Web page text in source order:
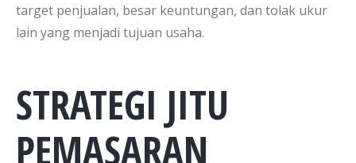
target penjualan, besar keuntungan, dan tolak ukur
lain yang menjadi tujuan usaha.
STRATEGI JITU
PEMASARAN